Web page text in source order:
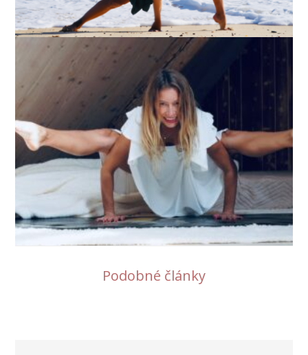
Podobné články